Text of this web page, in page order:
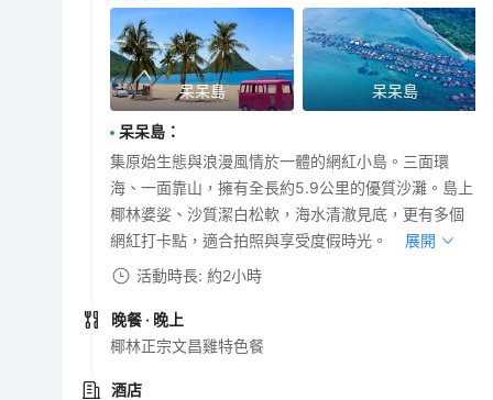
呆呆島 呆呆島
呆呆島 ：
集原始生態與浪漫風情於一體的網紅小島。三面環
海、一面靠山，擁有全長約5.9公里的優質沙灘。島上
椰林婆娑、沙質潔白松軟，海水清澈見底，更有多個
網紅打卡點，適合拍照與享受度假時光。
展開
活動時長: 約2小時
晚餐 · 晚上
椰林正宗文昌雞特色餐
酒店